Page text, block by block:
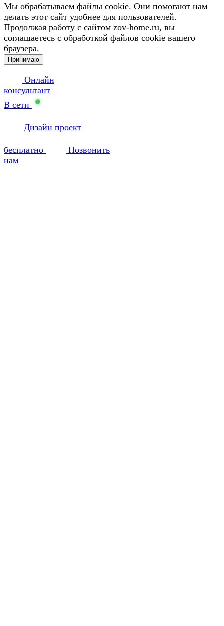
Мы обрабатываем файлы cookie. Они помогают нам
делать этот сайт удобнее для пользователей.
Продолжая работу с сайтом zov-home.ru, вы
соглашаетесь с обработкой файлов cookie вашего
браузера.
Принимаю
Онлайн
консультант
В сети
Дизайн проект
бесплатно
Позвонить
нам